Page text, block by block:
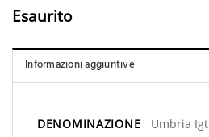
Esaurito
Informazioni aggiuntive
DENOMINAZIONE Umbria Igt